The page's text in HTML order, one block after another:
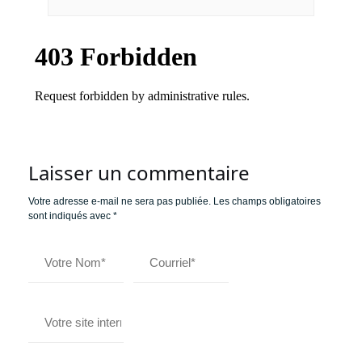
Laisser un commentaire
Votre adresse e-mail ne sera pas publiée. Les champs obligatoires
sont indiqués avec *